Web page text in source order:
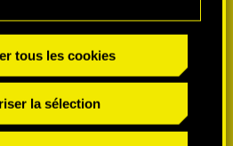
tous les cookies
la sélection